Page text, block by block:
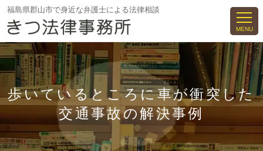
コ
ン
へ
ス
プ
福島県郡山市で身近な弁護士による法律相談
MENU
歩いているところに車が衝突した
交通事故の解決事例